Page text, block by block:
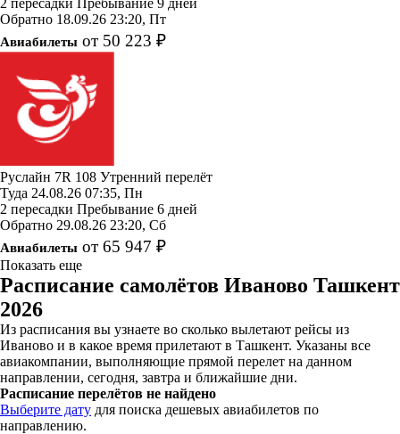
Обратно 18.09.26 23:20, Пт
Авиабилеты от 50 223 ₽
Руслайн 7R 108 Утренний перелёт
Туда 24.08.26 07:35, Пн
2 пересадки Пребывание 6 дней
Обратно 29.08.26 23:20, Сб
Авиабилеты от 65 947 ₽
Показать еще
Расписание самолётов Иваново Ташкент
2026
Из расписания вы узнаете во сколько вылетают рейсы из
Иваново и в какое время прилетают в Ташкент. Указаны все
авиакомпании, выполняющие прямой перелет на данном
направлении, сегодня, завтра и ближайшие дни.
Расписание перелётов не найдено
Выберите дату для поиска дешевых авиабилетов по
направлению.